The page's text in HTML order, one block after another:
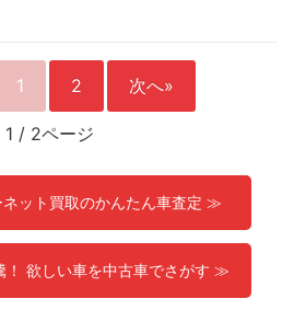
1 2 次へ»
1 / 2ページ
ット買取のかんたん車査定 ≫
！ 欲しい車を中古車でさがす ≫